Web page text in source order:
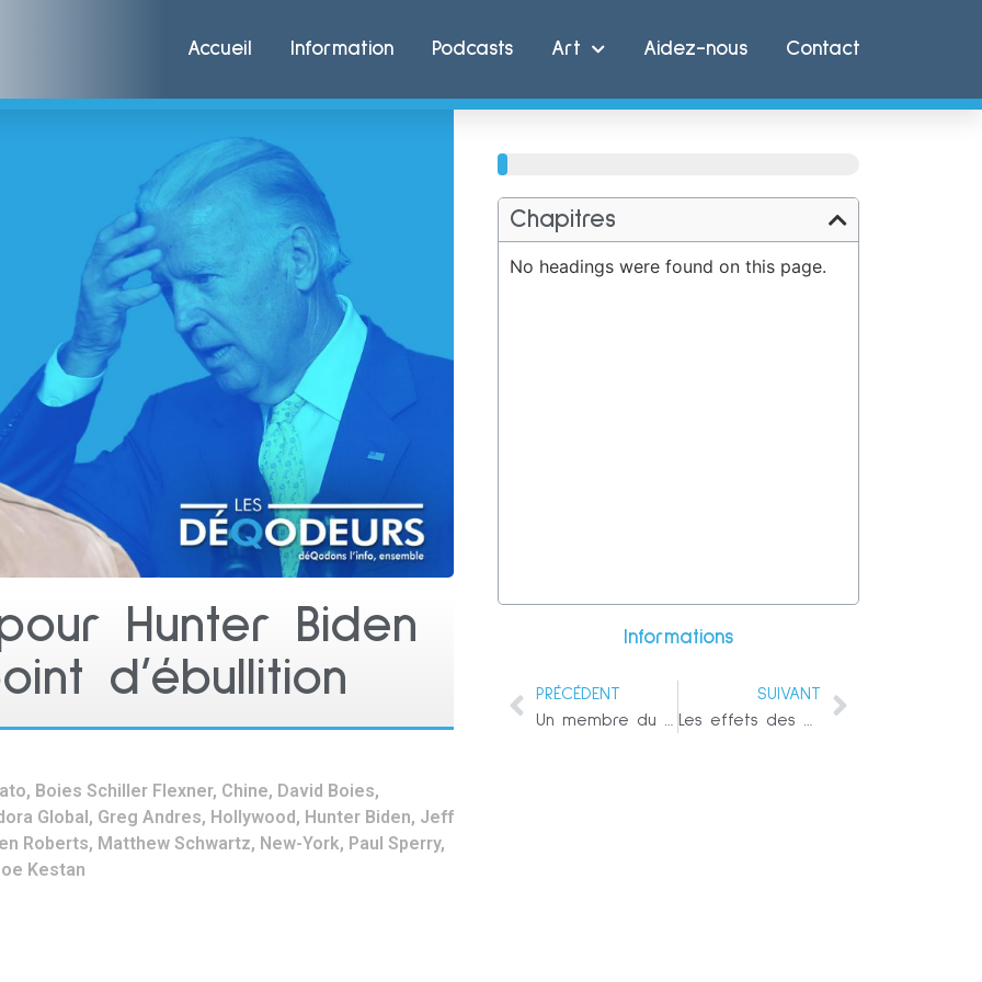
Accueil Information Podcasts Art Aidez-nous Contact
Hunter Biden
d’ébullition
, Boies Schiller Flexner, Chine, David Boies,
Global , Greg Andres, Hollywood , Hunter Biden, Jeff
Roberts, Matthew Schwartz, New-York, Paul Sperry,
Kestan
61%
Chapitres
No headings were found on this page.
Informations
PRÉCÉDENT
SUIVANT